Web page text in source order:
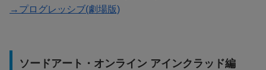
→プログレッシブ(劇場版)
ソードアート・オンライン アインクラッド編